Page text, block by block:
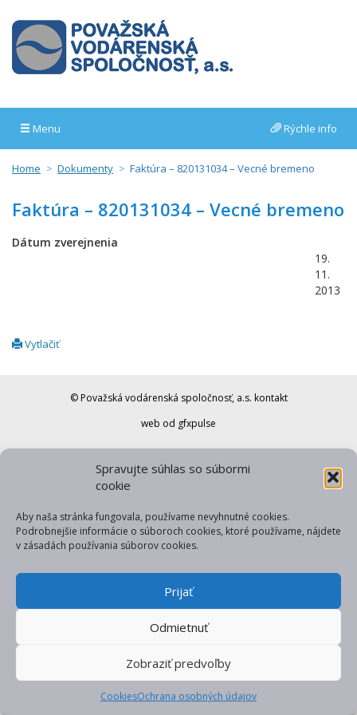
Spravujte súhlas so súbormi
cookie
Aby naša stránka fungovala, používame nevyhnutné cookies.
Podrobnejšie informácie o súboroch cookies, ktoré používame, nájdete
v zásadách používania súborov cookies.
Prijať
Odmietnuť
Zobraziť predvoľby
CookiesOchrana osobných údajov
Menu Rýchle info
Home Dokumenty Faktúra – 820131034 – Vecné bremeno
Faktúra – 820131034 – Vecné bremeno
Dátum zverejnenia
19.
11.
2013
Vytlačiť
© Považská vodárenská spoločnosť, a.s. kontakt
web od gfxpulse